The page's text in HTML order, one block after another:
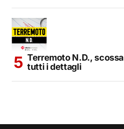
Terremoto N.D.,
tutti i dettagli